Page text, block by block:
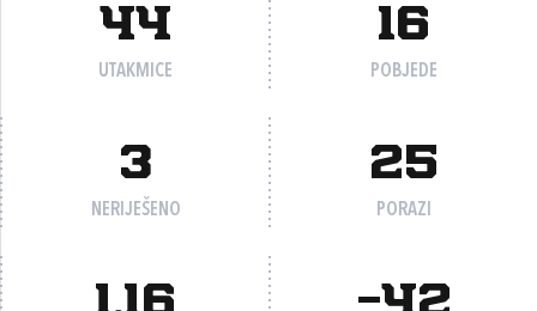
44
UTAKMICE
16
POBJEDE
3
NERIJEŠENO
25
PORAZI